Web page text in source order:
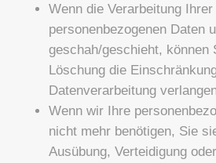
Wenn die Verarbeitung Ihrer
personenbezogenen Daten
geschah/geschieht, können
Löschung die
Datenverarbeitung
Wenn wir Ihre
nicht mehr benötigen, Sie
Ausübung, Verteidigung oder